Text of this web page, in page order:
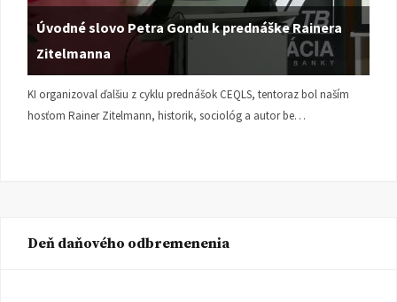
Úvodné slovo Petra Gondu k prednáške Rainera
Zitelmanna
KI organizoval ďalšiu z cyklu prednášok CEQLS, tentoraz bol naším
hosťom Rainer Zitelmann, historik, sociológ a autor be…
Deň daňového odbremenenia